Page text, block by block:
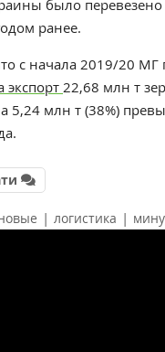
было перевезено
ранее.
с начала 2019/20 МГ
экспорт22,68 млн т
5,24 млн т (38%)
| логистика |